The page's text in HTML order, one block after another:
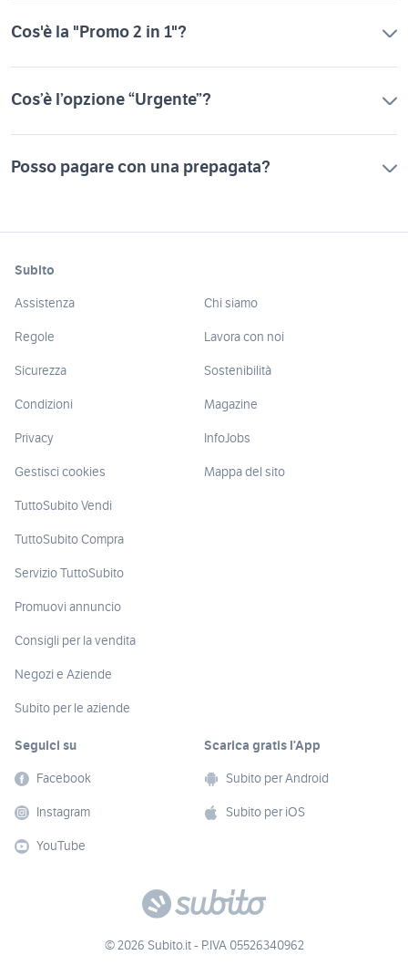
Cos'è la "Promo 2 in 1"?
Cos’è l’opzione “Urgente”?
Posso pagare con una prepagata?
Subito
Assistenza
Regole
Sicurezza
Condizioni
Privacy
Gestisci cookies
TuttoSubito Vendi
TuttoSubito Compra
Servizio TuttoSubito
Promuovi annuncio
Consigli per la vendita
Negozi e Aziende
Subito per le aziende
Chi siamo
Lavora con noi
Sostenibilità
Magazine
InfoJobs
Mappa del sito
Seguici su
Facebook
Instagram
YouTube
Scarica gratis l’App
Subito per Android
Subito per iOS
© 2026 Subito.it - P.IVA 05526340962